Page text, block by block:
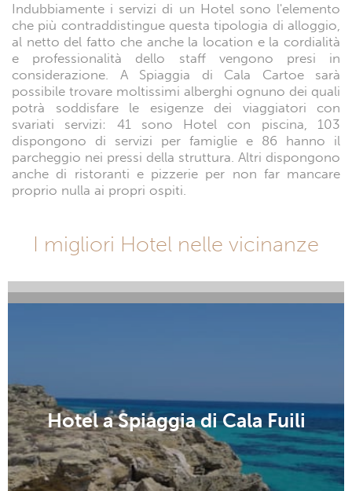
Indubbiamente i servizi di un Hotel sono l'elemento
che più contraddistingue questa tipologia di alloggio,
al netto del fatto che anche la location e la cordialità
e professionalità dello staff vengono presi in
considerazione. A Spiaggia di Cala Cartoe sarà
possibile trovare moltissimi alberghi ognuno dei quali
potrà soddisfare le esigenze dei viaggiatori con
svariati servizi: 41 sono Hotel con piscina, 103
dispongono di servizi per famiglie e 86 hanno il
parcheggio nei pressi della struttura. Altri dispongono
anche di ristoranti e pizzerie per non far mancare
proprio nulla ai propri ospiti.
I migliori Hotel nelle vicinanze
Hotel a Spiaggia di Cala Fuili